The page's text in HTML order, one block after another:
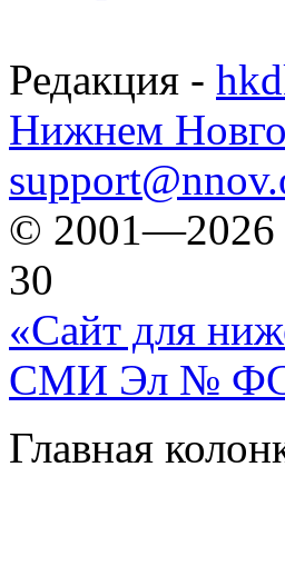
Редакция -
Нижнем
© 2001—2026
30
«Сайт для
СМИ Эл №
Главная